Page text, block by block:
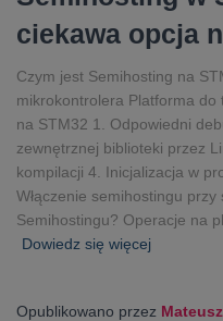
ciekawa opcja
Czym jest Semihosting na
mikrokontrolera Platforma do
na STM32 1. Odpowiedni
zewnętrznej biblioteki przez
kompilacji 4. Inicjalizacja w
Włączenie semihostingu
Semihostingu? Operacje na
Dowiedz się więcej
Opublikowano przez